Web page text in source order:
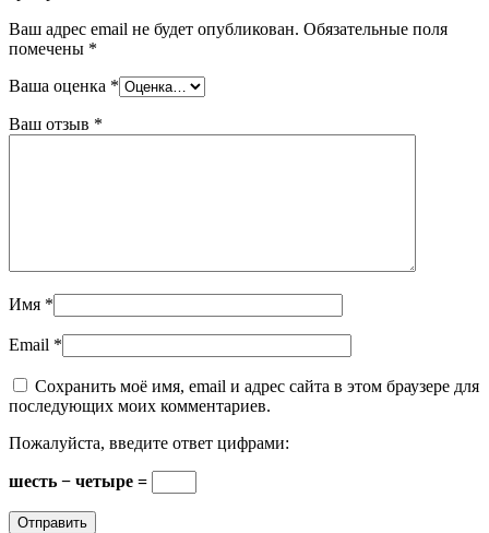
Ваш адрес email не будет опубликован. Обязательные поля
помечены *
Ваша оценка *
Ваш отзыв *
Имя *
Email *
Сохранить моё имя, email и адрес сайта в этом браузере для
последующих моих комментариев.
Пожалуйста, введите ответ цифрами:
шесть − четыре =